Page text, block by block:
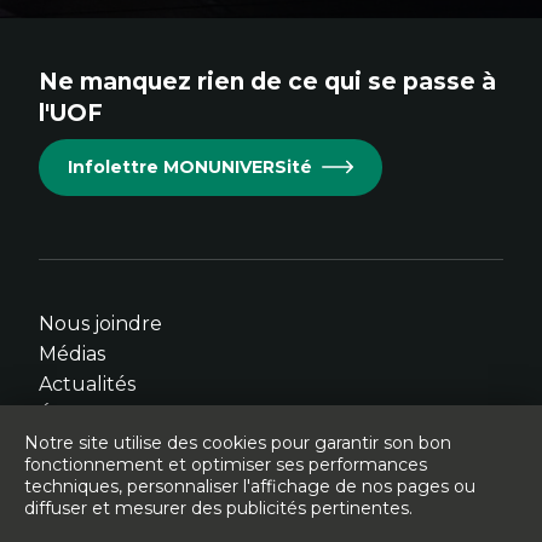
Cet
s'ouvrira
dans
fenêtre.
Cet
s'ouvrira
dans
fenêtre.
Cet
s'ouvrira
dans
fenêtre.
Cet
s'ouvrira
dans
fenêtre.
Cet
s'ouvrira
dans
fenêtre.
Ne manquez rien de ce qui se passe à
l'UOF
Infolettre MONUNIVERSité
Nous joindre
Médias
Actualités
© Université de l'Ontario français - 2026
Notre site utilise des cookies pour garantir son bon
fonctionnement et optimiser ses performances
techniques, personnaliser l'affichage de nos pages ou
diffuser et mesurer des publicités pertinentes.